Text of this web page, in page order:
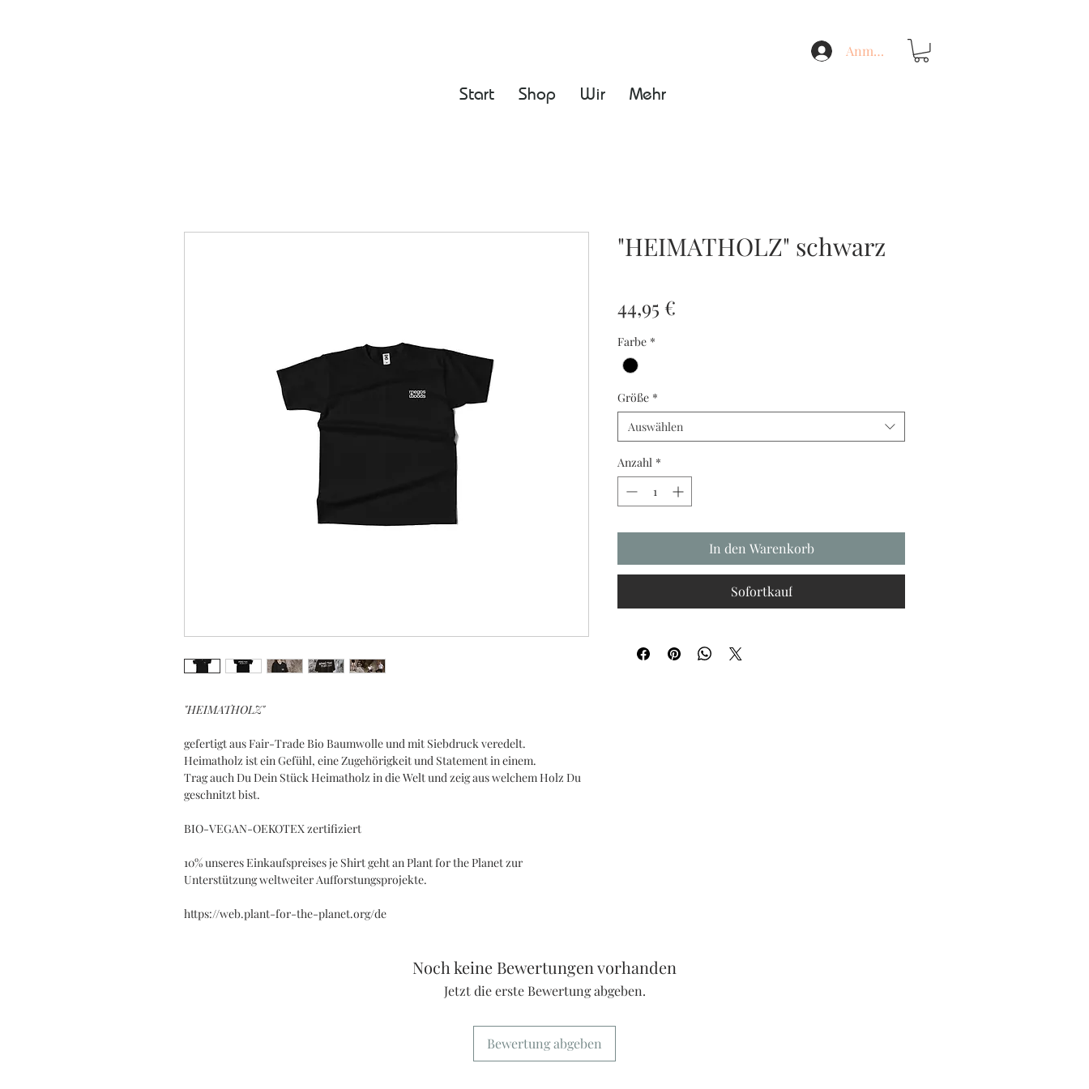
Anmelden
Start Shop Wir Mehr
"HEIMATHOLZ"
gefertigt aus Fair-Trade Bio Baumwolle und mit Siebdruck veredelt.
Heimatholz ist ein Gefühl, eine Zugehörigkeit und Statement in einem.
Trag auch Du Dein Stück Heimatholz in die Welt und zeig aus welchem Holz Du
geschnitzt bist.
BIO-VEGAN-OEKOTEX zertifiziert
10% unseres Einkaufspreises je Shirt geht an Plant for the Planet zur
Unterstützung weltweiter Aufforstungsprojekte.
https://web.plant-for-the-planet.org/de
"HEIMATHOLZ" schwarz
44,95 €
Farbe *
Größe *
Auswählen
Anzahl *
In den Warenkorb
Sofortkauf
Noch keine Bewertungen vorhanden
Jetzt die erste Bewertung abgeben.
Bewertung abgeben